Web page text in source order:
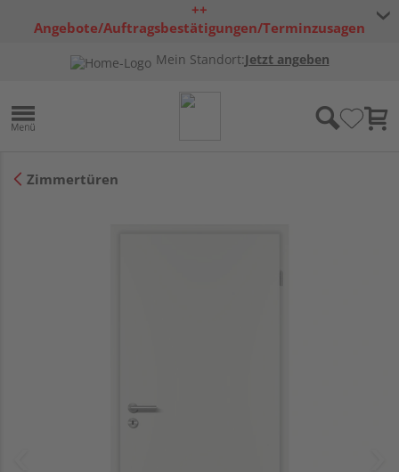
++
Angebote/Auftragsbestätigungen/Terminzusagen
Mein Standort:Jetzt angeben
Zimmertüren